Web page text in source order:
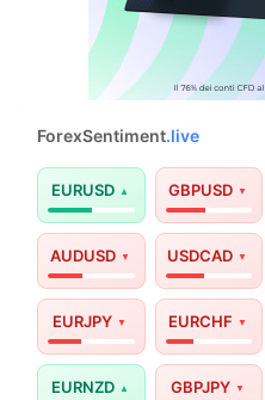
ForexSentiment.live
EURUSD GBPUSD
AUDUSD USDCAD
EURJPY EURCHF
EURNZD GBPJPY